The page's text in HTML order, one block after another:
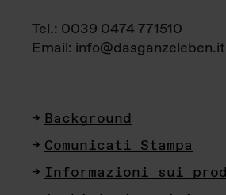
Tel.: 0039 0474 771510
Email: info@dasganzeleben.it
Background
Comunicati Stampa
Informazioni sui